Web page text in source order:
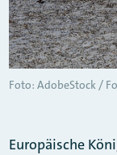
Foto: AdobeStock /
Europäische